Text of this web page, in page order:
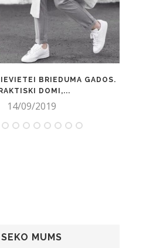
BRIEDUMA GADOS.
DOMI,...
14/09/2019
SEKO MUMS